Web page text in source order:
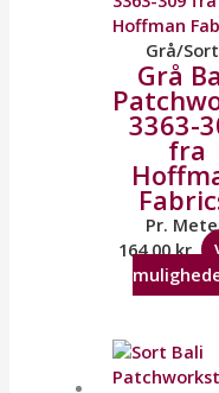
Grå/
Grå
3363-
fra
Pr.
164,00kr.